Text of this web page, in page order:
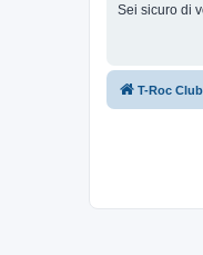
Sei sicuro di
T-Roc Club